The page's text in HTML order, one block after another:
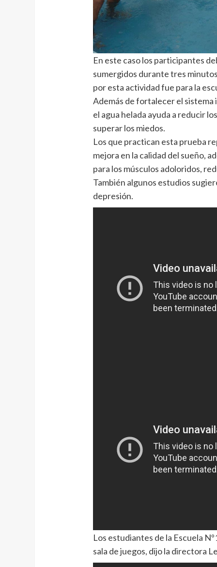
En este caso los participantes
sumergidos durante tres
por esta actividad fue para la
Además de fortalecer el
el agua helada ayuda a reducir
superar los miedos.
Los que practican esta prueba
mejora en la calidad del sueño,
para los músculos adoloridos,
También algunos estudios
depresión.
Los estudiantes de la Escuela
sala de juegos, dijo la directora